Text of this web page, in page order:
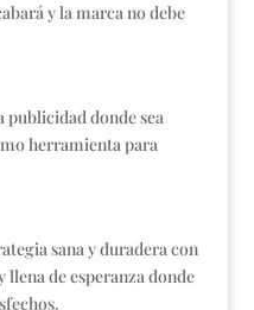
y la marca no debe
publicidad donde sea
herramienta para
sana y duradera con
de esperanza donde